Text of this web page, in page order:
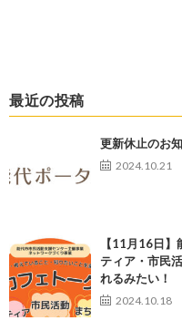
最近の投稿
更新休止のお
2024.10.21
【11月16日
ティア・市民
れるみたい！
2024.10.18